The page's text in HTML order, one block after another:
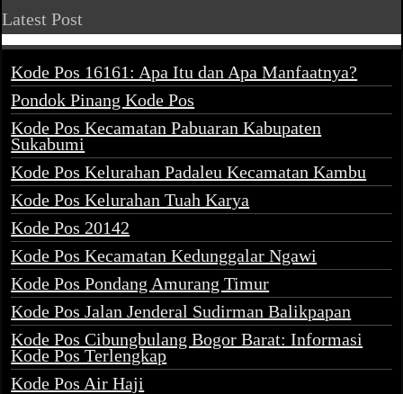
Latest Post
Kode Pos 16161: Apa Itu dan Apa Manfaatnya?
Pondok Pinang Kode Pos
Kode Pos Kecamatan Pabuaran Kabupaten
Sukabumi
Kode Pos Kelurahan Padaleu Kecamatan Kambu
Kode Pos Kelurahan Tuah Karya
Kode Pos 20142
Kode Pos Kecamatan Kedunggalar Ngawi
Kode Pos Pondang Amurang Timur
Kode Pos Jalan Jenderal Sudirman Balikpapan
Kode Pos Cibungbulang Bogor Barat: Informasi
Kode Pos Terlengkap
Kode Pos Air Haji